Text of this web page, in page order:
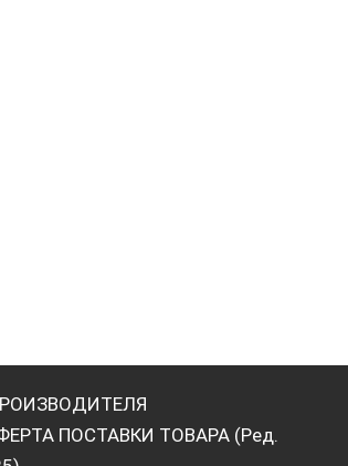
ПОСТАВКИ ТОВАРА (Ред.